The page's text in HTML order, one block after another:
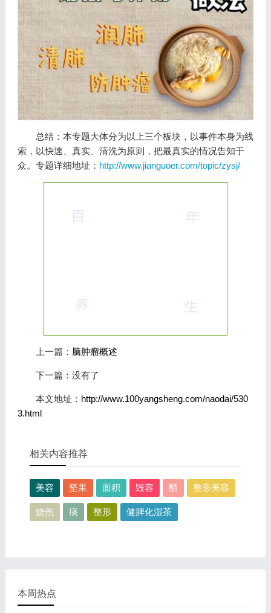
总结：本专题大体分为以上三个板块，以事件本身为线
索，以快速、真实、清洗为原则，把最真实的情况告知于
众。专题详细地址： http://www.jianguoer.com/topic/zysj/
上一篇： 脑肿瘤概述
下一篇：没有了
本文地址： http://www.100yangsheng.com/naodai/530
3.html
相关内容推荐
美容 坚果 面积 毁容 醋 整形美容
烧伤 痰 整形 健脾化湿茶
本周热点